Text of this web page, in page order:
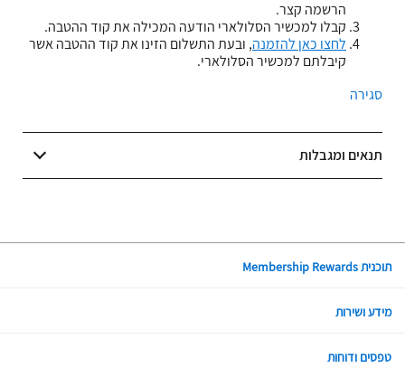
הרשמה קצר.
קבלו למכשיר הסלולארי הודעה המכילה את קוד ההטבה.
לחצו כאן להזמנה, ובעת התשלום הזינו את קוד ההטבה אשר
קיבלתם למכשיר הסלולארי.
סגירה
תנאים ומגבלות
תוכנית Membership Rewards
מידע ושירות
טפסים ודוחות